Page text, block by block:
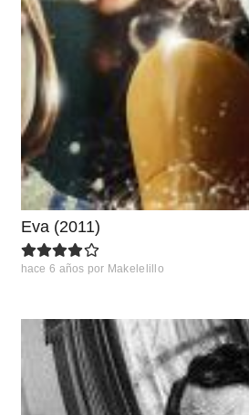
Eva (2011)
hace 6 años por Makelelillo